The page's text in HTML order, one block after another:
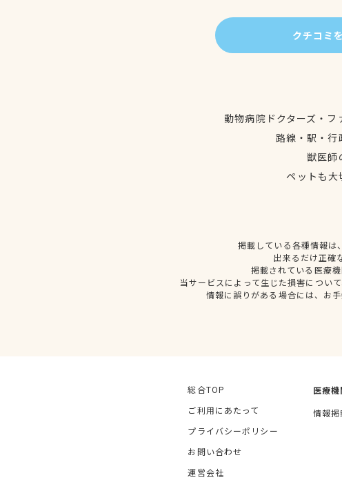
クチコミ
動物病院ドクターズ・
路線・駅・行
獣医師
ペットも大
掲載している各種情報は
出来るだけ正確
掲載されている医療
当サービスによって生じた損害につい
情報に誤りがある場合には、お
総合TOP
ご利用にあたって
プライバシーポリシー
お問い合わせ
運営会社
医療
情報掲